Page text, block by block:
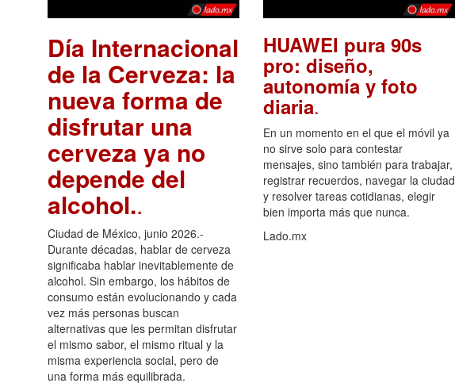
Día Internacional
de la Cerveza: la
nueva forma de
disfrutar una
cerveza ya no
depende del
alcohol..
Ciudad de México, junio 2026.-
Durante décadas, hablar de cerveza
significaba hablar inevitablemente de
alcohol. Sin embargo, los hábitos de
consumo están evolucionando y cada
vez más personas buscan
alternativas que les permitan disfrutar
el mismo sabor, el mismo ritual y la
misma experiencia social, pero de
una forma más equilibrada.
HUAWEI pura 90s
pro: diseño,
autonomía y foto
diaria.
En un momento en el que el móvil ya
no sirve solo para contestar
mensajes, sino también para trabajar,
registrar recuerdos, navegar la ciudad
y resolver tareas cotidianas, elegir
bien importa más que nunca.
Lado.mx